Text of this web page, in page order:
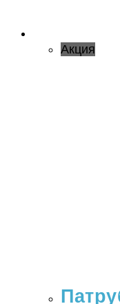
Акция